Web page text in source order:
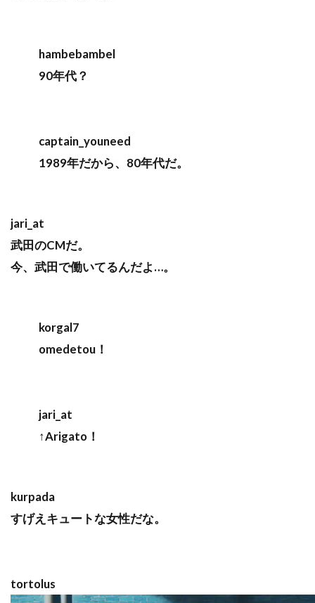
hambebambel
90年代？
captain_youneed
1989年だから、80年代だ。
jari_at
武田のCMだ。
今、武田で働いてるんだよ…。
korgal7
omedetou！
jari_at
↑Arigato！
kurpada
すげえキュートな女性だな。
tortolus